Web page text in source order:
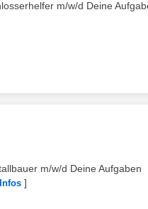
m/w/d Deine
m/w/d Deine Aufgaben
]